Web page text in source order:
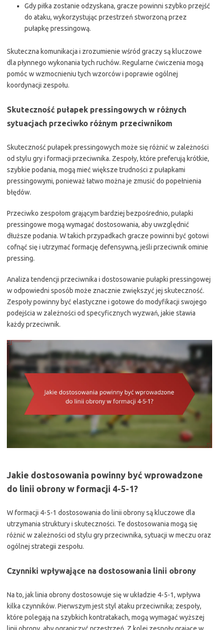
Gdy piłka zostanie odzyskana, gracze powinni szybko przejść
do ataku, wykorzystując przestrzeń stworzoną przez
pułapkę pressingową.
Skuteczna komunikacja i zrozumienie wśród graczy są kluczowe
dla płynnego wykonania tych ruchów. Regularne ćwiczenia mogą
pomóc w wzmocnieniu tych wzorców i poprawie ogólnej
koordynacji zespołu.
Skuteczność pułapek pressingowych w różnych
sytuacjach przeciwko różnym przeciwnikom
Skuteczność pułapek pressingowych może się różnić w zależności
od stylu gry i formacji przeciwnika. Zespoły, które preferują krótkie,
szybkie podania, mogą mieć większe trudności z pułapkami
pressingowymi, ponieważ łatwo można je zmusić do popełnienia
błędów.
Przeciwko zespołom grającym bardziej bezpośrednio, pułapki
pressingowe mogą wymagać dostosowania, aby uwzględnić
dłuższe podania. W takich przypadkach gracze powinni być gotowi
cofnąć się i utrzymać formację defensywną, jeśli przeciwnik ominie
pressing.
Analiza tendencji przeciwnika i dostosowanie pułapki pressingowej
w odpowiedni sposób może znacznie zwiększyć jej skuteczność.
Zespoły powinny być elastyczne i gotowe do modyfikacji swojego
podejścia w zależności od specyficznych wyzwań, jakie stawia
każdy przeciwnik.
Jakie dostosowania powinny być wprowadzone
do linii obrony w formacji 4-5-1?
W formacji 4-5-1 dostosowania do linii obrony są kluczowe dla
utrzymania struktury i skuteczności. Te dostosowania mogą się
różnić w zależności od stylu gry przeciwnika, sytuacji w meczu oraz
ogólnej strategii zespołu.
Czynniki wpływające na dostosowania linii obrony
Na to, jak linia obrony dostosowuje się w układzie 4-5-1, wpływa
kilka czynników. Pierwszym jest styl ataku przeciwnika; zespoły,
które polegają na szybkich kontratakach, mogą wymagać wyższej
linii obrony, aby ograniczyć przestrzeń. Z kolei zespoły grające w